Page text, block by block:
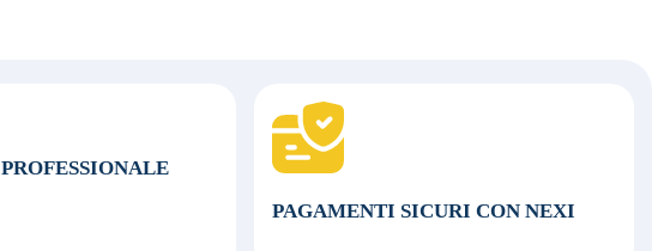
PROFESSIONALE
PAGAMENTI SICURI CON NEXI